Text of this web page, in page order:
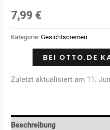
7,99 €
Kategorie:Gesichtscremen
BEI OTTO.DE
Zuletzt aktualisiert am 11.
Beschreibung